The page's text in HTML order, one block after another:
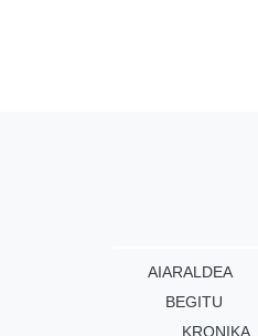
AIARALDEA
BEGITU
KRONIKA